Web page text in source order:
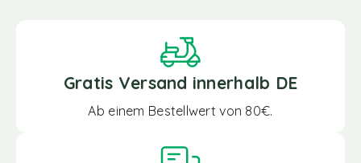
Gratis Versand innerhalb DE
Ab einem Bestellwert von 80€.